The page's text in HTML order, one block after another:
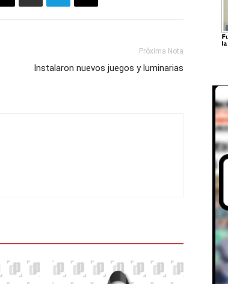
Próxima Nota
Instalaron nuevos juegos y luminarias